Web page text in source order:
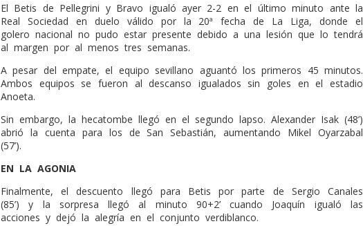
El Betis de Pellegrini y Bravo igualó ayer 2-2 en el último minuto ante la
Real Sociedad en duelo válido por la 20ª fecha de La Liga, donde el
golero nacional no pudo estar presente debido a una lesión que lo tendrá
al margen por al menos tres semanas.
A pesar del empate, el equipo sevillano aguantó los primeros 45 minutos.
Ambos equipos se fueron al descanso igualados sin goles en el estadio
Anoeta.
Sin embargo, la hecatombe llegó en el segundo lapso. Alexander Isak (48’)
abrió la cuenta para los de San Sebastián, aumentando Mikel Oyarzabal
(57’).
EN LA AGONIA
Finalmente, el descuento llegó para Betis por parte de Sergio Canales
(85’) y la sorpresa llegó al minuto 90+2’ cuando Joaquín igualó las
acciones y dejó la alegría en el conjunto verdiblanco.